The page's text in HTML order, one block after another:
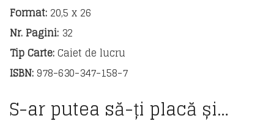
Format: 20,5 x 26
Nr. Pagini: 32
Tip Carte:Caiet de lucru
ISBN:978-630-347-158-7
S-ar putea să-ți placă și…